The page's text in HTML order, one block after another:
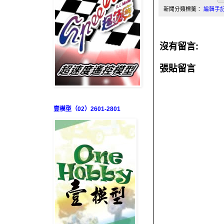
新聞分類標籤： 編輯手
沒有留言:
張貼留言
壹模型（02）2601-2801